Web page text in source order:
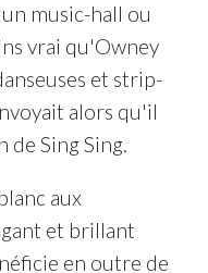
music-hall ou
vrai qu'Owney
et strip-
alors qu'il
de Sing Sing.
aux
et brillant
en outre de